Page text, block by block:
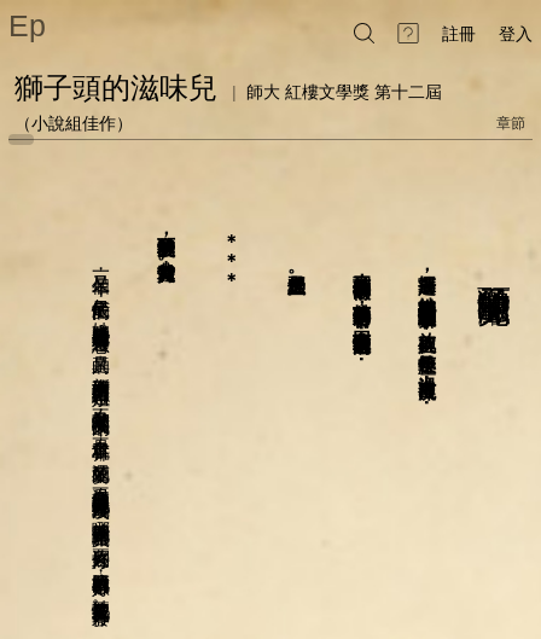
Ep 註冊 登入
獅子頭的滋味兒 |
師大 紅樓文學獎 第十二屆
（小說組佳作）
章節
，
她從沉甸甸的砂鍋裡撈起一粒粒獅子頭
，
，
筷子輕壓
，
湯汁自裡流出⋯⋯
，
挑著獅子頭的食材
，
回憶著做獅子頭的過程⋯⋯
。
＊＊＊
，
十分耗費體力
。
，
年底是最忙的
，
她邊將手邊的電子檔資料存好邊想
，
真是的
，
新擴增的廣東分公司請了一位小姐
，
不知又是老闆從哪找來的
，
不是本科就算了
，
還笨的要死
，
不過是個簡單的記帳就要她重複好幾次
，
哪筆錢要記到差旅費
要逐條列好
，
這麼簡單的事都做不好
，
她快要被氣死了又不好發作
。